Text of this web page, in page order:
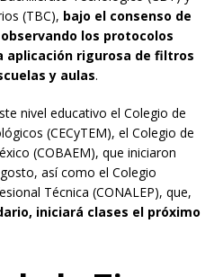
(TBC), bajo el consenso de
los protocolos
aplicación rigurosa de filtros
y aulas.
nivel educativo el Colegio de
(CECyTEM), el Colegio de
(COBAEM), que iniciaron
así como el Colegio
Técnica (CONALEP), que,
iniciará clases el próximo